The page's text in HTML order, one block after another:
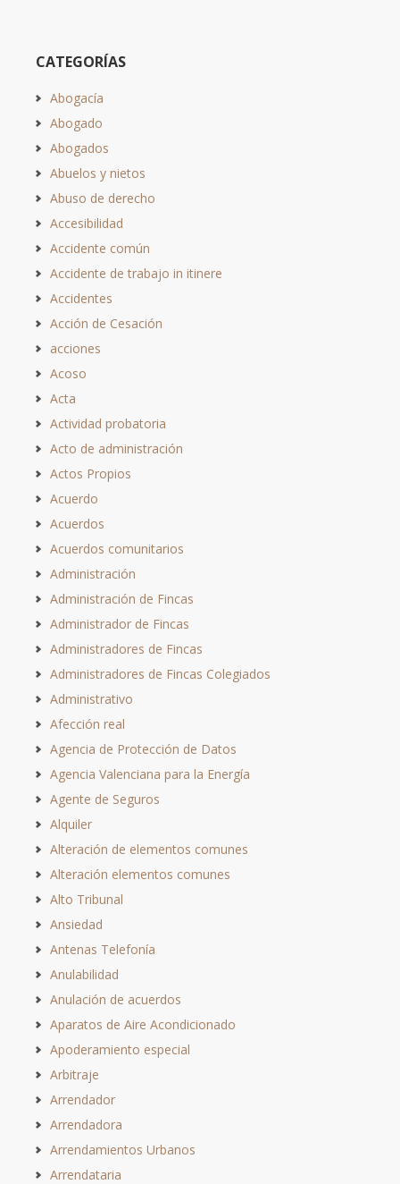
CATEGORÍAS
Abogacía
Abogado
Abogados
Abuelos y nietos
Abuso de derecho
Accesibilidad
Accidente común
Accidente de trabajo in itinere
Accidentes
Acción de Cesación
acciones
Acoso
Acta
Actividad probatoria
Acto de administración
Actos Propios
Acuerdo
Acuerdos
Acuerdos comunitarios
Administración
Administración de Fincas
Administrador de Fincas
Administradores de Fincas
Administradores de Fincas Colegiados
Administrativo
Afección real
Agencia de Protección de Datos
Agencia Valenciana para la Energía
Agente de Seguros
Alquiler
Alteración de elementos comunes
Alteración elementos comunes
Alto Tribunal
Ansiedad
Antenas Telefonía
Anulabilidad
Anulación de acuerdos
Aparatos de Aire Acondicionado
Apoderamiento especial
Arbitraje
Arrendador
Arrendadora
Arrendamientos Urbanos
Arrendataria